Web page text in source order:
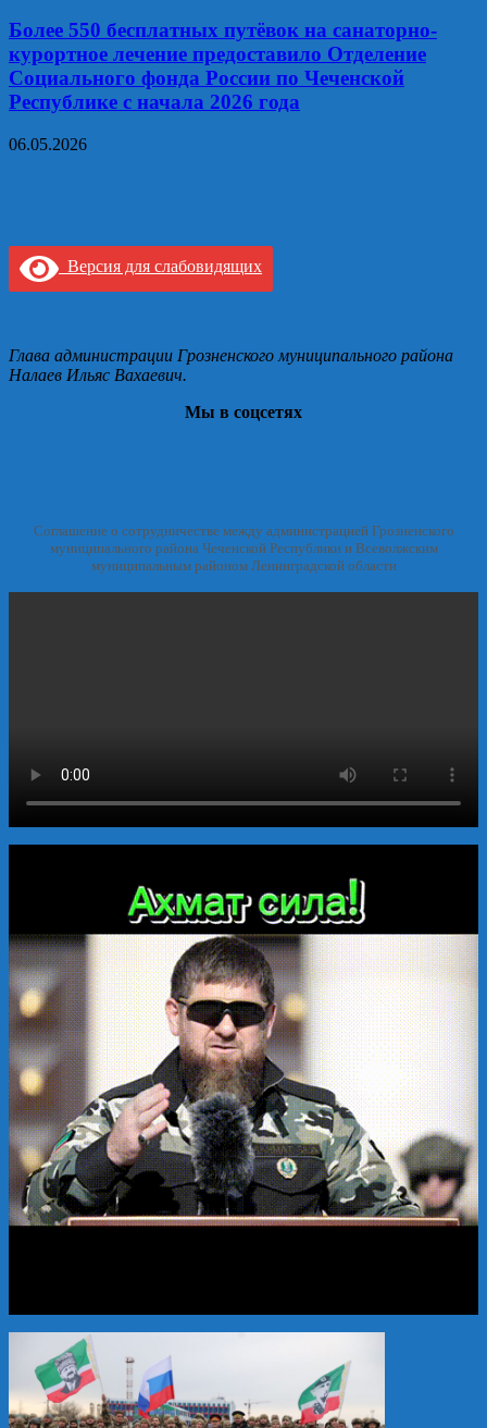
Более 550 бесплатных путёвок на санаторно-
курортное лечение предоставило Отделение
Социального фонда России по Чеченской
Республике с начала 2026 года
06.05.2026
Версия для слабовидящих
Глава администрации Грозненского муниципального района
Налаев Ильяс Вахаевич.
Мы в соцсетях
Соглашение о сотрудничестве между администрацией Грозненского
муниципального района Чеченской Республики и Всеволжским
муниципальным районом Ленинградской области